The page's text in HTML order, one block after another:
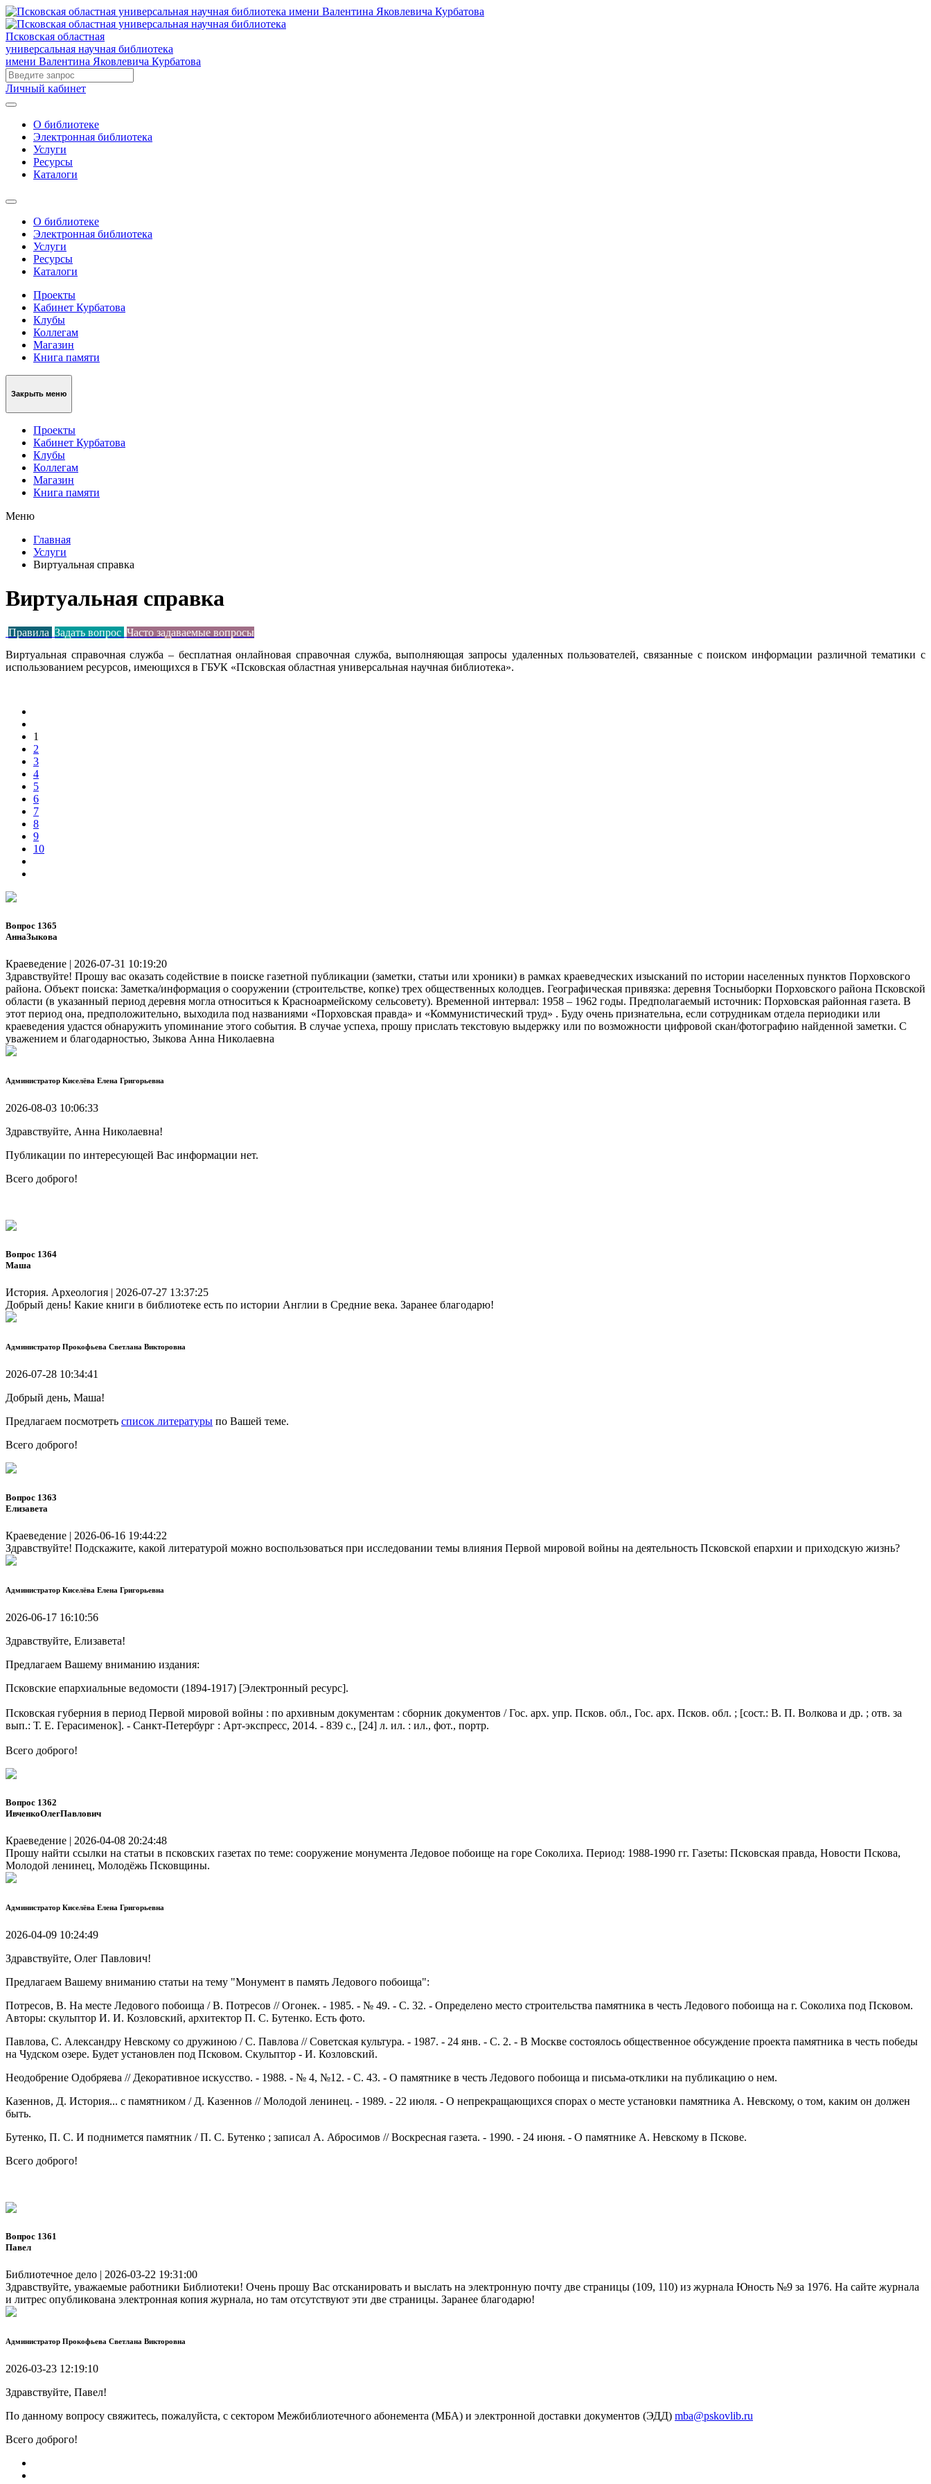
Псковская областная
универсальная научная библиотека
имени Валентина Яковлевича Курбатова
Личный кабинет
О библиотеке
Электронная библиотека
Услуги
Ресурсы
Каталоги
О библиотеке
Электронная библиотека
Услуги
Ресурсы
Каталоги
Проекты
Кабинет Курбатова
Клубы
Коллегам
Магазин
Книга памяти
Закрыть меню
Проекты
Кабинет Курбатова
Клубы
Коллегам
Магазин
Книга памяти
Меню
Главная
Услуги
Виртуальная справка
Виртуальная справка
Правила Задать вопрос Часто задаваемые вопросы
Виртуальная справочная служба – бесплатная онлайновая справочная служба, выполняющая запросы удаленных пользователей, связанные с поиском информации различной тематики с
использованием ресурсов, имеющихся в ГБУК «Псковская областная универсальная научная библиотека».
1
2
3
4
5
6
7
8
9
10
Вопрос 1365
АннаЗыкова
Краеведение | 2026-07-31 10:19:20
Здравствуйте! Прошу вас оказать содействие в поиске газетной публикации (заметки, статьи или хроники) в рамках краеведческих изысканий по истории населенных пунктов Порховского
района. Объект поиска: Заметка/информация о сооружении (строительстве, копке) трех общественных колодцев. Географическая привязка: деревня Тосныборки Порховского района Псковской
области (в указанный период деревня могла относиться к Красноармейскому сельсовету). Временной интервал: 1958 – 1962 годы. Предполагаемый источник: Порховская районная газета. В
этот период она, предположительно, выходила под названиями «Порховская правда» и «Коммунистический труд» . Буду очень признательна, если сотрудникам отдела периодики или
краеведения удастся обнаружить упоминание этого события. В случае успеха, прошу прислать текстовую выдержку или по возможности цифровой скан/фотографию найденной заметки. С
уважением и благодарностью, Зыкова Анна Николаевна
Администратор Киселёва Елена Григорьевна
2026-08-03 10:06:33
Здравствуйте, Анна Николаевна!
Публикации по интересующей Вас информации нет.
Всего доброго!
Вопрос 1364
Маша
История. Археология | 2026-07-27 13:37:25
Добрый день! Какие книги в библиотеке есть по истории Англии в Средние века. Заранее благодарю!
Администратор Прокофьева Светлана Викторовна
2026-07-28 10:34:41
Добрый день, Маша!
Предлагаем посмотреть список литературы по Вашей теме.
Всего доброго!
Вопрос 1363
Елизавета
Краеведение | 2026-06-16 19:44:22
Здравствуйте! Подскажите, какой литературой можно воспользоваться при исследовании темы влияния Первой мировой войны на деятельность Псковской епархии и приходскую жизнь?
Администратор Киселёва Елена Григорьевна
2026-06-17 16:10:56
Здравствуйте, Елизавета!
Предлагаем Вашему вниманию издания:
Псковские епархиальные ведомости (1894-1917) [Электронный ресурс].
Псковская губерния в период Первой мировой войны : по архивным документам : сборник документов / Гос. арх. упр. Псков. обл., Гос. арх. Псков. обл. ; [сост.: В. П. Волкова и др. ; отв. за
вып.: Т. Е. Герасименок]. - Санкт-Петербург : Арт-экспресс, 2014. - 839 с., [24] л. ил. : ил., фот., портр.
Всего доброго!
Вопрос 1362
ИвченкоОлегПавлович
Краеведение | 2026-04-08 20:24:48
Прошу найти ссылки на статьи в псковских газетах по теме: сооружение монумента Ледовое побоище на горе Соколиха. Период: 1988-1990 гг. Газеты: Псковская правда, Новости Пскова,
Молодой ленинец, Молодёжь Псковщины.
Администратор Киселёва Елена Григорьевна
2026-04-09 10:24:49
Здравствуйте, Олег Павлович!
Предлагаем Вашему вниманию статьи на тему "Монумент в память Ледового побоища":
Потресов, В. На месте Ледового побоища / В. Потресов // Огонек. - 1985. - № 49. - С. 32. - Определено место строительства памятника в честь Ледового побоища на г. Соколиха под Псковом.
Авторы: скульптор И. И. Козловский, архитектор П. С. Бутенко. Есть фото.
Павлова, С. Александру Невскому со дружиною / С. Павлова // Советская культура. - 1987. - 24 янв. - С. 2. - В Москве состоялось общественное обсуждение проекта памятника в честь победы
на Чудском озере. Будет установлен под Псковом. Скульптор - И. Козловский.
Неодобрение Одобряева // Декоративное искусство. - 1988. - № 4, №12. - С. 43. - О памятнике в честь Ледового побоища и письма-отклики на публикацию о нем.
Казеннов, Д. История... с памятником / Д. Казеннов // Молодой ленинец. - 1989. - 22 июля. - О непрекращающихся спорах о месте установки памятника А. Невскому, о том, каким он должен
быть.
Бутенко, П. С. И поднимется памятник / П. С. Бутенко ; записал А. Абросимов // Воскресная газета. - 1990. - 24 июня. - О памятнике А. Невскому в Пскове.
Всего доброго!
Вопрос 1361
Павел
Библиотечное дело | 2026-03-22 19:31:00
Здравствуйте, уважаемые работники Библиотеки! Очень прошу Вас отсканировать и выслать на электронную почту две страницы (109, 110) из журнала Юность №9 за 1976. На сайте журнала
и литрес опубликована электронная копия журнала, но там отсутствуют эти две страницы. Заранее благодарю!
Администратор Прокофьева Светлана Викторовна
2026-03-23 12:19:10
Здравствуйте, Павел!
По данному вопросу свяжитесь, пожалуйста, с сектором Межбиблиотечного абонемента (МБА) и электронной доставки документов (ЭДД) mba@pskovlib.ru
Всего доброго!